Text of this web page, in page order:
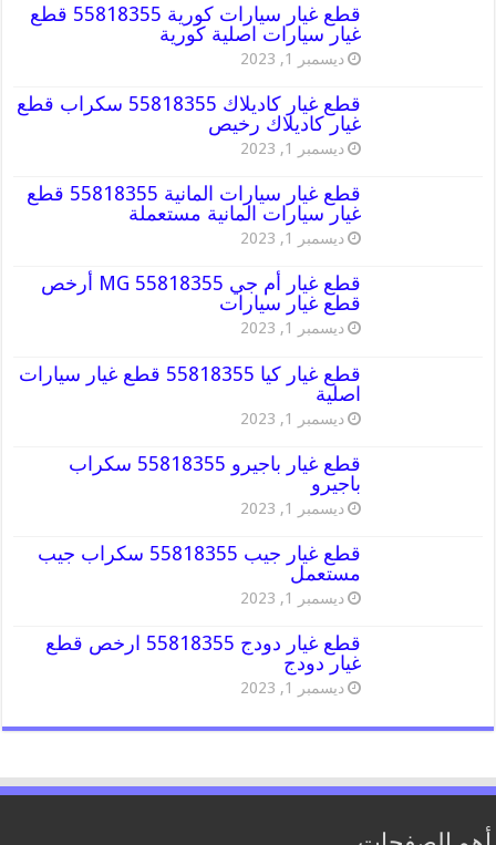
قطع غيار سيارات كورية 55818355 قطع
غيار سيارات اصلية كورية
ديسمبر 1, 2023
قطع غيار كاديلاك 55818355 سكراب قطع
غيار كاديلاك رخيص
ديسمبر 1, 2023
قطع غيار سيارات المانية 55818355 قطع
غيار سيارات المانية مستعملة
ديسمبر 1, 2023
قطع غيار أم جي MG 55818355 أرخص
قطع غيار سيارات
ديسمبر 1, 2023
قطع غيار كيا 55818355 قطع غيار سيارات
اصلية
ديسمبر 1, 2023
قطع غيار باجيرو 55818355 سكراب
باجيرو
ديسمبر 1, 2023
قطع غيار جيب 55818355 سكراب جيب
مستعمل
ديسمبر 1, 2023
قطع غيار دودج 55818355 ارخص قطع
غيار دودج
ديسمبر 1, 2023